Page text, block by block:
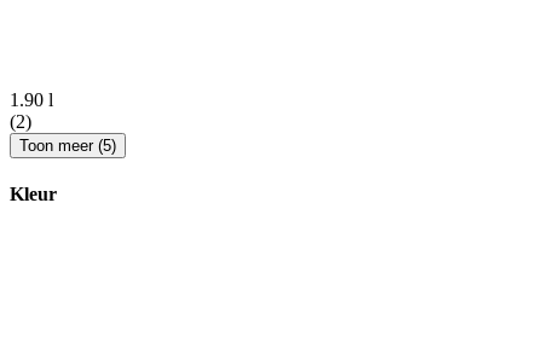
1.90 l
(2)
Toon meer (5)
Kleur